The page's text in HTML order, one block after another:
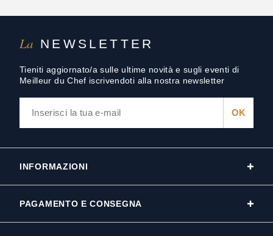
La NEWSLETTER
Tieniti aggiornato/a sulle ultime novità e sugli eventi di
Meilleur du Chef iscrivendoti alla nostra newsletter
INFORMAZIONI
PAGAMENTO E CONSEGNA